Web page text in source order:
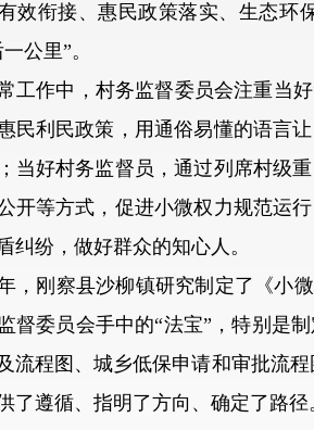
效衔接、惠民政策落实、生态环
公里”。
作中，村务监督委员会注重当好
民利民政策，用通俗易懂的语言
当好村务监督员，通过列席村级
开等方式，促进小微权力规范运
纠纷，做好群众的知心人。
刚察县沙柳镇研究制定了《小微
督委员会手中的“法宝”，特别是
流程图、城乡低保申请和审批流
了遵循、指明了方向、确定了路径